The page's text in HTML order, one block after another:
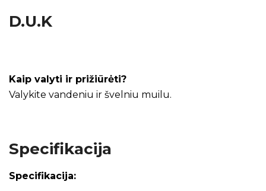
D.U.K
Kaip valyti ir prižiūrėti?
Valykite vandeniu ir švelniu muilu.
Specifikacija
Specifikacija: